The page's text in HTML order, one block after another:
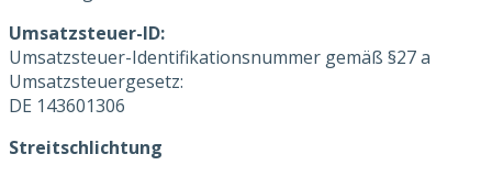
Umsatzsteuer-ID:
Umsatzsteuer-Identifikationsnummer gemäß §27 a
Umsatzsteuergesetz:
DE 143601306
Streitschlichtung